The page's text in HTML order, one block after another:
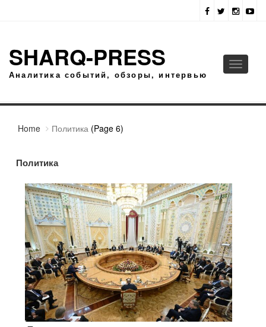
SHARQ-PRESS
Аналитика событий, обзоры, интервью
Toggle
Home Политика (Page 6)
Политика